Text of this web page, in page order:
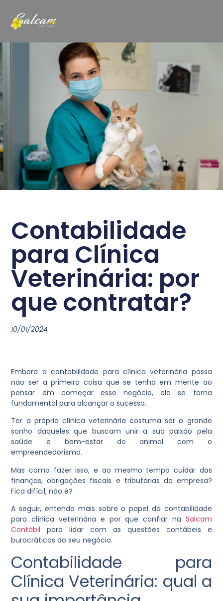
Contabilidade
para Clínica
Veterinária: por
que contratar?
10/01/2024
Embora a contabilidade para clínica veterinária possa
não ser a primeira coisa que se tenha em mente ao
pensar em começar esse negócio, ela se torna
fundamental para alcançar o sucesso.
Ter a própria clínica veterinária costuma ser o grande
sonho daqueles que buscam unir a sua paixão pela
saúde e bem-estar do animal com o
empreendedorismo.
Mas como fazer isso, e ao mesmo tempo cuidar das
finanças, obrigações fiscais e tributárias da empresa?
Fica difícil, não é?
A seguir, entenda mais sobre o papel da contabilidade
para clínica veterinária e por que confiar na Salcam
Contábil para lidar com as questões contábeis e
burocráticas do seu negócio.
Contabilidade para
Clínica Veterinária: qual a